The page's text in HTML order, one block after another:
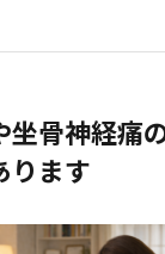
坐骨神経痛
ります